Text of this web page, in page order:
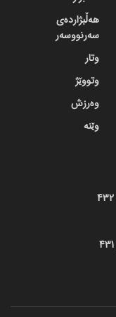
هەڵبژاردەی
سەرنووسەر
وتار
وتووێژ
وەرزش
وێنە